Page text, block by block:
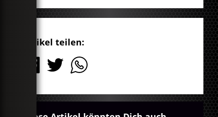
Artikel teilen: